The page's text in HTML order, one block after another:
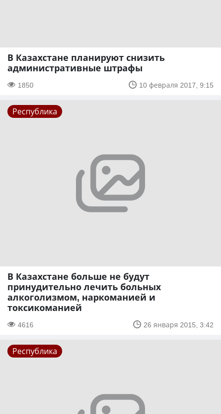
В Казахстане планируют снизить
административные штрафы
1850 10 февраля 2017, 9:15
Республика
В Казахстане больше не будут
принудительно лечить больных
алкоголизмом, наркоманией и
токсикоманией
4616 26 января 2015, 3:42
Республика